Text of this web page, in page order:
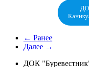
← Ранее
Далее →
ДОК